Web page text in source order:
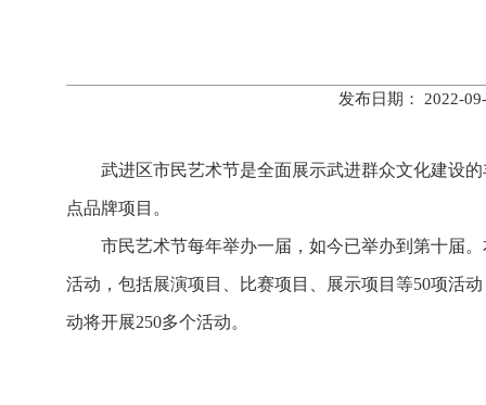
发布日期： 2022-
武进区市民艺术节是全面展示武进群众文化建设
点品牌项目。
市民艺术节每年举办一届，如今已举办到第十届
活动，包括展演项目、比赛项目、展示项目等50项活
动将开展250多个活动。